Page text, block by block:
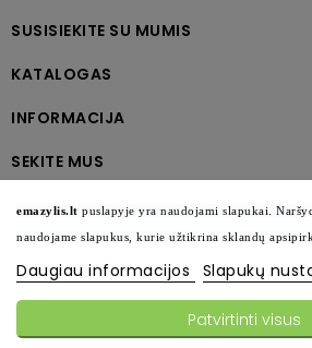
SUSISIEKITE SU MUMIS
KATALOGAS
INFORMACIJA
SEKITE MUS
emazylis.lt puslapyje yra naudojami slapukai.
naudojame slapukus, kurie užtikrina sklandų
Daugiau informacijos Slapukų
Patvirtinti visus
© 2026 - Visos teisės